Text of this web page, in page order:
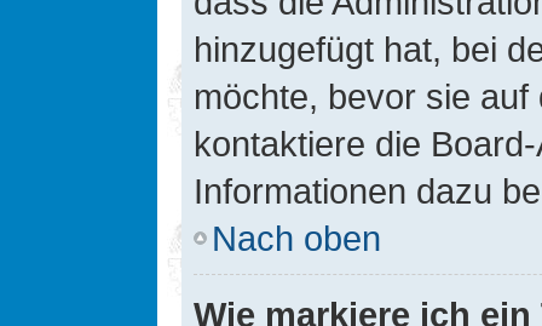
hinzugefügt hat, bei
möchte, bevor sie
kontaktiere die
Informationen dazu
Nach oben
Wie markiere ich